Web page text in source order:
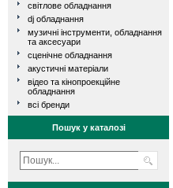
світлове обладнання
dj обладнання
музичні інструменти, обладнання
та аксесуари
сценічне обладнання
акустичні матеріали
відео та кінопроекційне
обладнання
всі бренди
Пошук у каталозі